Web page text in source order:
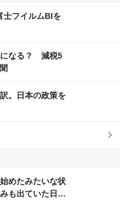
士フイルムBIを
になる？ 減税5
。日本の政策を
めたみたいな状
も出ていた日